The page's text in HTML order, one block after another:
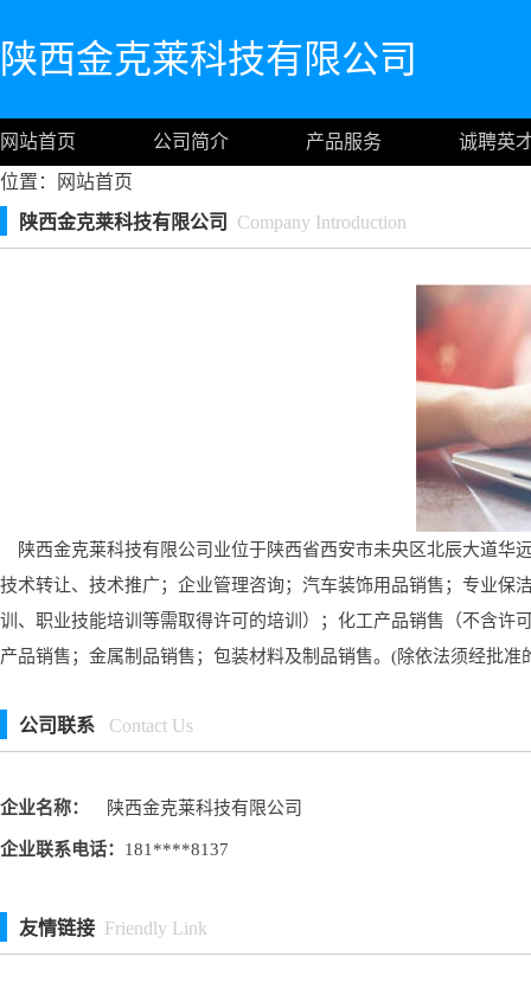
陕西金克莱科技有限公司
网站首页 公司简介 产品服务
诚聘英
位置：
网站首页
陕西金克莱科技有限公司
Company Introduction
陕西金克莱科技有限公司业位于陕西省西安市未央区北辰大道华
技术转让、技术推广；企业管理咨询；汽车装饰用品销售；专业
训、职业技能培训等需取得许可的培训）；化工产品销售（不含
产品销售；金属制品销售；包装材料及制品销售。(除依法须经批
公司联系 Contact Us
企业名称： 陕西金克莱科技有限公司
企业联系电话： 181****8137
友情链接 Friendly Link